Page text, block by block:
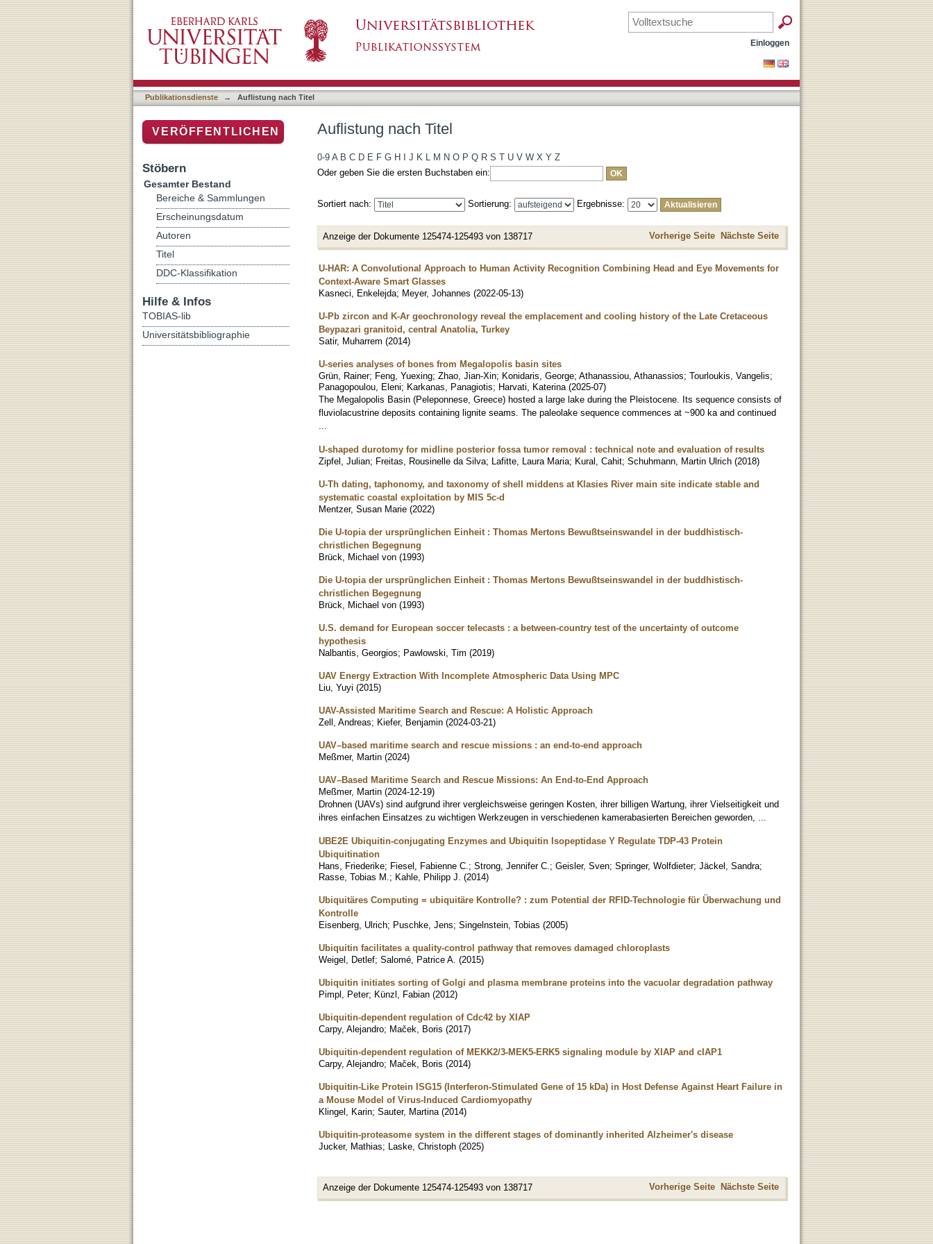
Einloggen
Publikationsdienste → Auflistung nach Titel
Auflistung nach Titel
0-9 A B C D E F G H J K L M N O P Q R S T U V W X Y Z
Oder geben Sie die ersten Buchstaben ein:
Sortiert nach: Sortierung: Ergebnisse:
Anzeige der Dokumente 125474-125493 von 138717 Vorherige Seite Nächste Seite
U-HAR: A Convolutional Approach to Human Activity Recognition Combining Head and Eye Movements for
Context-Aware Smart Glasses
Kasneci, Enkelejda; Meyer, Johannes (2022-05-13)
U-Pb zircon and K-Ar geochronology reveal the emplacement and cooling history of the Late Cretaceous
Beypazari granitoid, central Anatolia, Turkey
Satir, Muharrem (2014)
U-series analyses of bones from Megalopolis basin sites
Grün, Rainer; Feng, Yuexing; Zhao, Jian-Xin; Konidaris, George; Athanassiou, Athanassios; Tourloukis, Vangelis;
Panagopoulou, Eleni; Karkanas, Panagiotis; Harvati, Katerina (2025-07)
The Megalopolis Basin (Peleponnese, Greece) hosted a large lake during the Pleistocene. Its sequence consists of
fluviolacustrine deposits containing lignite seams. The paleolake sequence commences at ~900 ka and continued
U-shaped durotomy for midline posterior fossa tumor removal : technical note and evaluation of results
Zipfel, Julian; Freitas, Rousinelle da Silva; Lafitte, Laura Maria; Kural, Cahit; Schuhmann, Martin Ulrich (2018)
U-Th dating, taphonomy, and taxonomy of shell middens at Klasies River main site indicate stable and
systematic coastal exploitation by MIS 5c-d
Mentzer, Susan Marie (2022)
Die U-topia der ursprünglichen Einheit : Thomas Mertons Bewußtseinswandel in der buddhistisch-
christlichen Begegnung
Brück, Michael von (1993)
Die U-topia der ursprünglichen Einheit : Thomas Mertons Bewußtseinswandel in der buddhistisch-
christlichen Begegnung
Brück, Michael von (1993)
U.S. demand for European soccer telecasts : a between-country test of the uncertainty of outcome
hypothesis
Nalbantis, Georgios; Pawlowski, Tim (2019)
UAV Energy Extraction With Incomplete Atmospheric Data Using MPC
Liu, Yuyi (2015)
UAV-Assisted Maritime Search and Rescue: A Holistic Approach
Zell, Andreas; Kiefer, Benjamin (2024-03-21)
UAV–based maritime search and rescue missions : an end-to-end approach
Meßmer, Martin (2024)
UAV–Based Maritime Search and Rescue Missions: An End-to-End Approach
Meßmer, Martin (2024-12-19)
Drohnen (UAVs) sind aufgrund ihrer vergleichsweise geringen Kosten, ihrer billigen Wartung, ihrer Vielseitigkeit und
ihres einfachen Einsatzes zu wichtigen Werkzeugen in verschiedenen kamerabasierten Bereichen geworden, ...
UBE2E Ubiquitin-conjugating Enzymes and Ubiquitin Isopeptidase Y Regulate TDP-43 Protein
Ubiquitination
Hans, Friederike; Fiesel, Fabienne C. ; Strong, Jennifer C. ; Geisler, Sven; Springer, Wolfdieter; Jäckel, Sandra;
Rasse, Tobias M. ; Kahle, Philipp J. (2014)
Ubiquitäres Computing = ubiquitäre Kontrolle? : zum Potential der RFID-Technologie für Überwachung und
Kontrolle
Eisenberg, Ulrich; Puschke, Jens; Singelnstein, Tobias (2005)
Ubiquitin facilitates a quality-control pathway that removes damaged chloroplasts
Weigel, Detlef; Salomé, Patrice A. (2015)
Ubiquitin initiates sorting of Golgi and plasma membrane proteins into the vacuolar degradation pathway
Pimpl, Peter; Künzl, Fabian (2012)
Ubiquitin-dependent regulation of Cdc42 by XIAP
Carpy, Alejandro; Maček, Boris (2017)
Ubiquitin-dependent regulation of MEKK2/3-MEK5-ERK5 signaling module by XIAP and cIAP1
Carpy, Alejandro; Maček, Boris (2014)
Ubiquitin-Like Protein ISG15 (Interferon-Stimulated Gene of 15 kDa) in Host Defense Against Heart Failure in
a Mouse Model of Virus-Induced Cardiomyopathy
Klingel, Karin; Sauter, Martina (2014)
Ubiquitin-proteasome system in the different stages of dominantly inherited Alzheimer's disease
Jucker, Mathias; Laske, Christoph (2025)
Anzeige der Dokumente 125474-125493 von 138717 Vorherige Seite Nächste Seite
VERÖFFENTLICHEN
Stöbern
Gesamter Bestand
Bereiche & Sammlungen
Erscheinungsdatum
Autoren
Titel
DDC-Klassifikation
Hilfe & Infos
TOBIAS-lib
Universitätsbibliographie